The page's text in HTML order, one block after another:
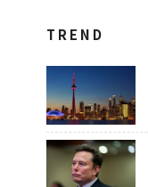
TREND